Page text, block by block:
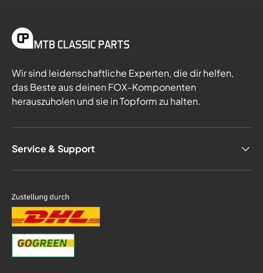
Wir sind leidenschaftliche Experten, die dir helfen,
das Beste aus deinen FOX-Komponenten
herauszuholen und sie in Topform zu halten.
Service & Support